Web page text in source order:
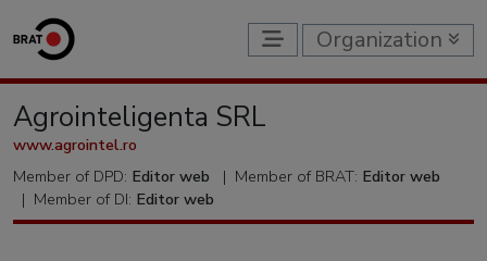
Organization
Agrointeligenta SRL
www.agrointel.ro
Member of DPD: Editor web | Member of BRAT: Editor web
| Member of DI: Editor web